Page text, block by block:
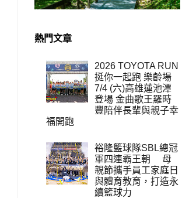
熱門文章
2026 TOYOTA RUN
挺你一起跑 樂齡場
7/4 (六)高雄蓮池潭
登場 金曲歌王羅時
豐陪伴長輩與親子幸
福開跑
裕隆籃球隊SBL總冠
軍四連霸王朝 母
親節攜手員工家庭日
與體育教育，打造永
續籃球力